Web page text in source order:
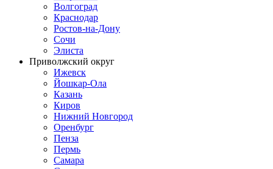
Волгоград
Краснодар
Ростов-на-Дону
Сочи
Элиста
Приволжский округ
Ижевск
Йошкар-Ола
Казань
Киров
Нижний Новгород
Оренбург
Пенза
Пермь
Самара